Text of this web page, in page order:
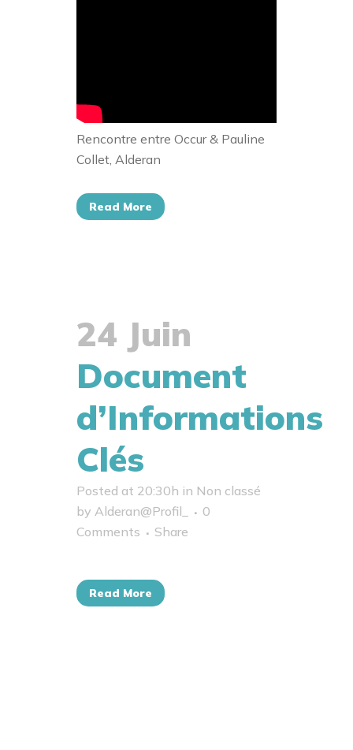
Rencontre entre Occur & Pauline
Collet, Alderan
Read More
24 Juin
Document
d’Informations
Clés
Posted at 20:30h in Non classé
by Alderan@Profil_
0
Comments
Share
Read More